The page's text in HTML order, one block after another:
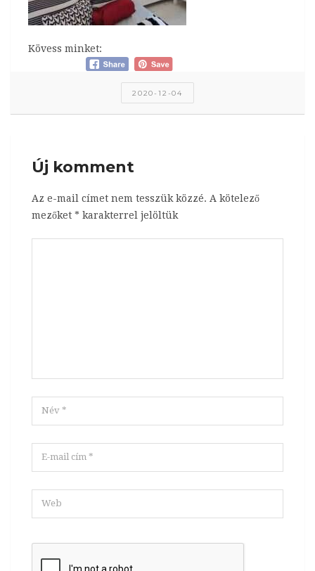
Kövess minket:
2020-12-04
Új komment
Az e-mail címet nem tesszük közzé. A kötelező
mezőket * karakterrel jelöltük